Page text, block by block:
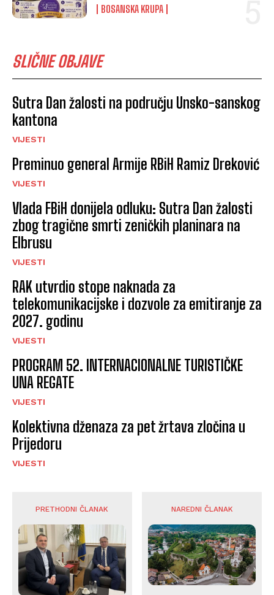
BOSANSKA KRUPA
SLIČNE OBJAVE
Sutra Dan žalosti na području Unsko-sanskog
kantona
VIJESTI
Preminuo general Armije RBiH Ramiz Dreković
VIJESTI
Vlada FBiH donijela odluku: Sutra Dan žalosti
zbog tragične smrti zeničkih planinara na
Elbrusu
VIJESTI
RAK utvrdio stope naknada za
telekomunikacijske i dozvole za emitiranje za
2027. godinu
VIJESTI
PROGRAM 52. INTERNACIONALNE TURISTIČKE
UNA REGATE
VIJESTI
Kolektivna dženaza za pet žrtava zločina u
Prijedoru
VIJESTI
PRETHODNI ČLANAK NAREDNI ČLANAK